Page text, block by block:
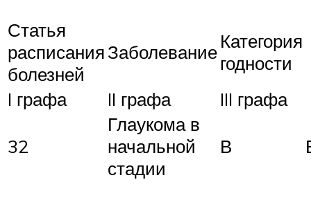
Статья
расписания
болезней
ЗаболеваниеКатегория
годности
I графа
II графа III графа
32
Глаукома в
начальной
стадии
В